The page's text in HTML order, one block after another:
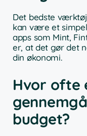
Det bedste
kan være et
apps som Mint,
er, at det gør det
din økonomi.
Hvor ofte
budget?